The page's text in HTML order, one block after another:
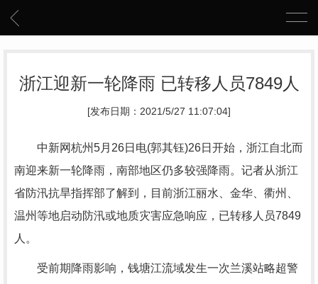
浙江迎新一轮降雨 已转移人员7849人
[发布日期：2021/5/27 11:07:04]
中新网杭州5月26日电(郭其钰)26日开始，浙江自北而
南迎来新一轮降雨，南部地区仍多较强降雨。记者从浙江
省防汛抗旱指挥部了解到，目前浙江丽水、金华、衢州、
温州等地启动防汛或地质灾害应急响应，已转移人员7849
人。
受前期降雨影响，钱塘江流域发生一次兰溪站略超警